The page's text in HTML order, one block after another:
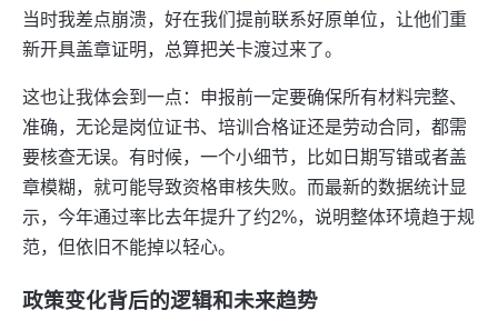
当时我差点崩溃，好在我们提前联系好原单位，让他们重
新开具盖章证明，总算把关卡渡过来了。
这也让我体会到一点：申报前一定要确保所有材料完整、
准确，无论是岗位证书、培训合格证还是劳动合同，都需
要核查无误。有时候，一个小细节，比如日期写错或者盖
章模糊，就可能导致资格审核失败。而最新的数据统计显
示，今年通过率比去年提升了约2%，说明整体环境趋于规
范，但依旧不能掉以轻心。
政策变化背后的逻辑和未来趋势